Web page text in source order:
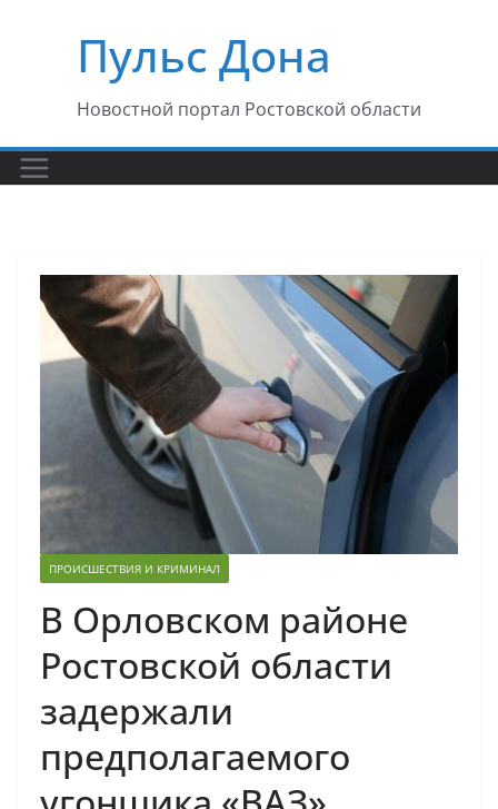
содержимомуПульс Дона
Новостной портал Ростовской области
ПРОИСШЕСТВИЯ И КРИМИНАЛ
В Орловском районе
Ростовской области
задержали
предполагаемого